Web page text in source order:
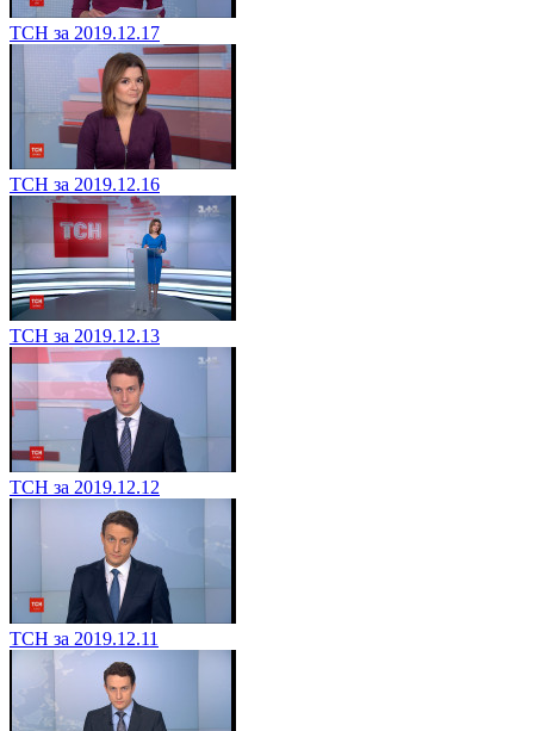
ТСН за 2019.12.17
ТСН за 2019.12.16
ТСН за 2019.12.13
ТСН за 2019.12.12
ТСН за 2019.12.11